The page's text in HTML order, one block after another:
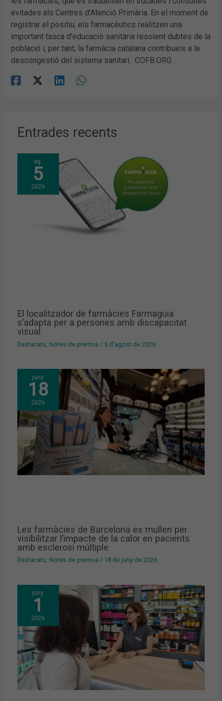
evitades als Centres d’Atenció Primària. En el moment de
registrar el positiu, els farmacèutics realitzen una
important tasca d’educació sanitària resolent dubtes de la
població i, per tant, la farmàcia catalana contribueix a la
descongestió del sistema sanitari. COFB.ORG
Entrades recents
ag.
5
2026
El localitzador de farmàcies Farmaguia
s’adapta per a persones amb discapacitat
visual
Destacats Notes de premsa / 5 d'agost de 2026
juny
18
2026
Les farmàcies de Barcelona es mullen per
visibilitzar l’impacte de la calor en pacients
amb esclerosi múltiple
Destacats, Notes de premsa / 18 de juny de 2026
juny
1
2026